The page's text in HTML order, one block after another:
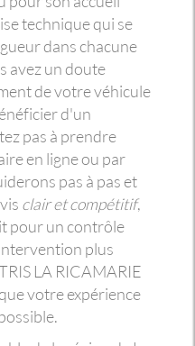
technique qui se
dans chacune
avez un doute
de votre véhicule
d'un
pas à prendre
en ligne ou par
pas à pas et
clair et compétitif,
pour un contrôle
plus
LA RICAMARIE
votre expérience